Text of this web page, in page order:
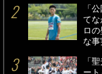
「
て
ロ
な事
「